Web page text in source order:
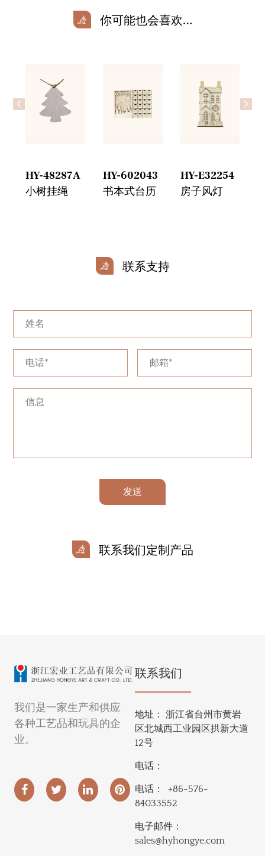
你可能也会喜欢…
HY-48287A
小树挂绳
HY-602043
书本式台历
HY-E32254
房子风灯
< >
联系支持
发送
联系我们定制产品
我们是一家生产和供应
各种工艺品和玩具的企
业。
联系我们
地址：浙江省台州市黄岩
区北城西工业园区拱新大道
12号
电话：
电话：
+86-576-
84033552
电子邮件：
sales@hyhongye.com